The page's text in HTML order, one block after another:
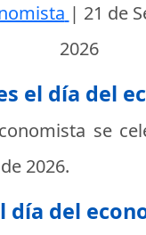
| 21 de
2026
el día del
se
2026.
día del